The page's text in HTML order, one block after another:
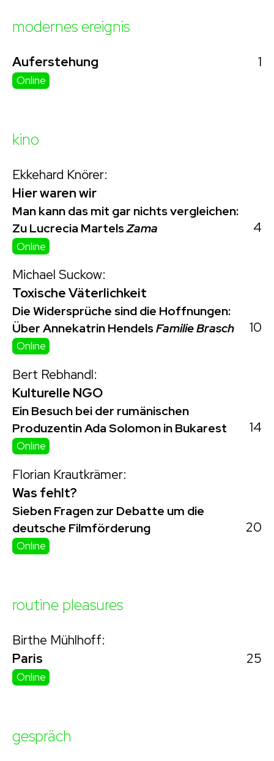
modernes ereignis
Auferstehung
Online
1
kino
Ekkehard Knörer:
Hier waren wir
Man kann das mit gar nichts vergleichen:
Zu Lucrecia MartelsZama
Online
4
Michael Suckow:
Toxische Väterlichkeit
Die Widersprüche sind die Hoffnungen:
Über Annekatrin HendelsFamilie Brasch
Online
10
Bert Rebhandl:
Kulturelle NGO
Ein Besuch bei der rumänischen
Produzentin Ada Solomon in Bukarest
Online
14
Florian Krautkrämer:
Was fehlt?
Sieben Fragen zur Debatte um die
deutsche Filmförderung
Online
20
routine pleasures
Birthe Mühlhoff:
Paris
Online
25
gespräch